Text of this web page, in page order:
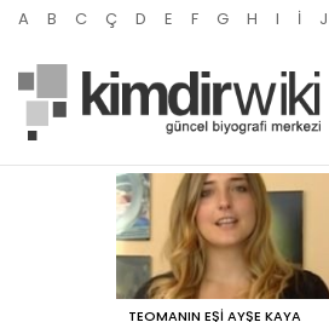
A B C Ç D E F G H I İ J
MOST
VIEWED
STORIES
TEOMANIN EŞI AYŞE KAYA